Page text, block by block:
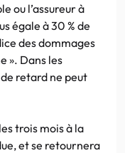
ou l’assureur à
égale à 30 % de
des dommages
». Dans les
retard ne peut
trois mois à la
et se retournera